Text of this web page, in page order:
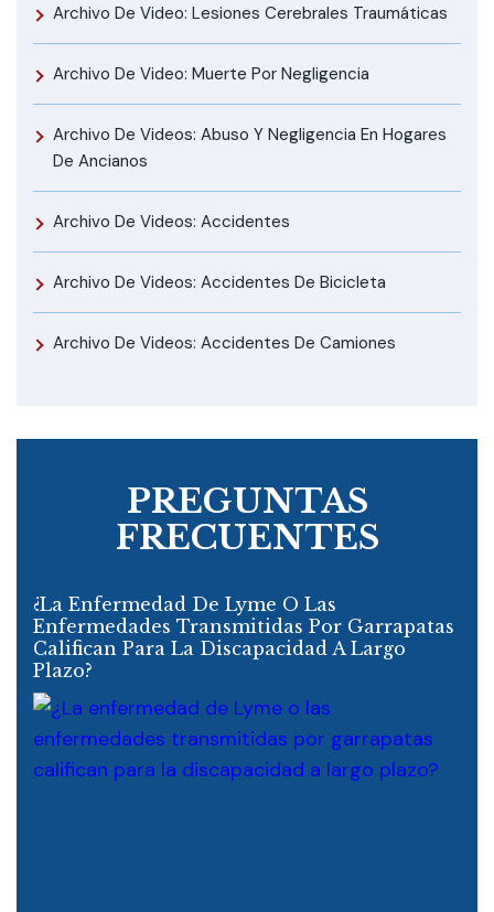
Archivo De Video: Lesiones Cerebrales Traumáticas
Archivo De Video: Muerte Por Negligencia
Archivo De Videos: Abuso Y Negligencia En Hogares
De Ancianos
Archivo De Videos: Accidentes
Archivo De Videos: Accidentes De Bicicleta
Archivo De Videos: Accidentes De Camiones
PREGUNTAS
FRECUENTES
¿La Enfermedad De Lyme O Las
Enfermedades Transmitidas Por Garrapatas
Califican Para La Discapacidad A Largo
Plazo?